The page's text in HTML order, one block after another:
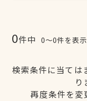
0件中 0〜0件を表示
検索条件に当ては
り
再度条件を変